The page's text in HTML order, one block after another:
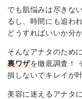
でも肌悩みは尽きな
るし、時間にも追わ
どうすればいいか分
そんなアナタのため
裏ワザを徹底調査！
損しないでキレイが
美容に迷えるアナタに